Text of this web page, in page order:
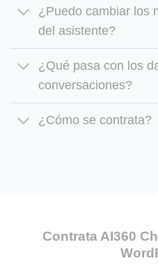
¿Puedo cambiar los
del asistente?
¿Qué pasa con los
conversaciones?
¿Cómo se contrata?
Contrata AI360